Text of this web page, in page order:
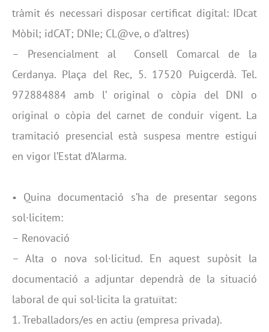
tràmit és necessari disposar certificat digital: IDcat
Mòbil; idCAT; DNIe; CL@ve, o d’altres)
– Presencialment al Consell Comarcal de la
Cerdanya. Plaça del Rec, 5. 17520 Puigcerdà. Tel.
972884884 amb l’ original o còpia del DNI o
original o còpia del carnet de conduir vigent. La
tramitació presencial està suspesa mentre estigui
en vigor l’Estat d’Alarma.
• Quina documentació s’ha de presentar segons
sol·licitem:
– Renovació
– Alta o nova sol·licitud. En aquest supòsit la
documentació a adjuntar dependrà de la situació
laboral de qui sol·licita la gratuïtat:
1. Treballadors/es en actiu (empresa privada).